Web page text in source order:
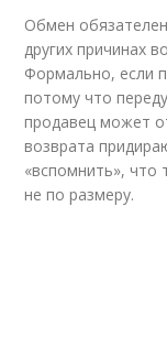
Обмен
других причинах
Формально, если
потому что
продавец может
возврата
«вспомнить», что
не по размеру.